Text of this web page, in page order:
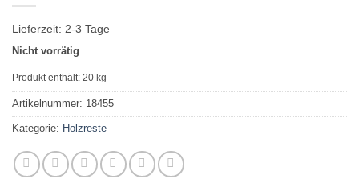
Lieferzeit: 2-3 Tage
Nicht vorrätig
Produkt enthält: 20 kg
Artikelnummer: 18455
Kategorie: Holzreste